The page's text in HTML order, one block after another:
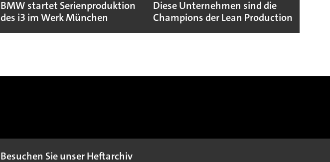
BMW startet Serienproduktion
des i3 im Werk München
Diese Unternehmen sind die
Champions der Lean Production
Besuchen Sie unser Heftarchiv